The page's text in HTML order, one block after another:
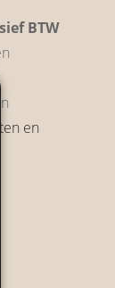
BTW
en